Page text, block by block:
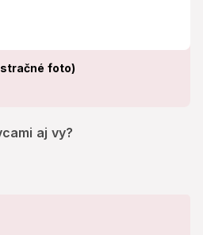
foto)
aj vy?